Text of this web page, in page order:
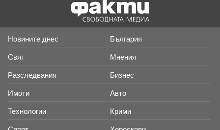
Новините днес България
Свят Мнения
Разследвания Бизнес
Имоти Авто
Технологии Крими